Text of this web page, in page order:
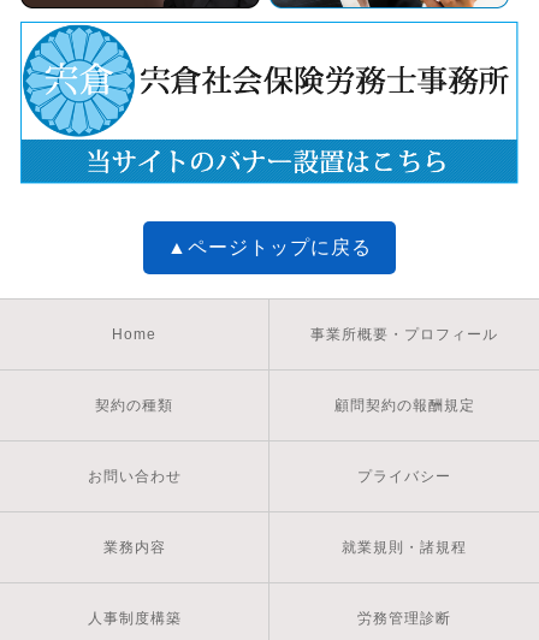
▲ページトップに戻る
Home 事業所概要・プロフィール
契約の種類 顧問契約の報酬規定
お問い合わせ プライバシー
業務内容 就業規則・諸規程
人事制度構築 労務管理診断